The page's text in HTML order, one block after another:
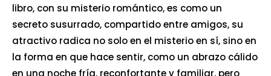
libro, con su misterio romántico, es como un
secreto susurrado, compartido entre amigos, su
atractivo radica no solo en el misterio en sí, sino en
la forma en que hace sentir, como un abrazo cálido
en una noche fría, reconfortante y familiar, pero